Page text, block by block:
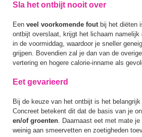
Sla het ontbijt nooit over
Een veel voorkomende foutbij het diëten
ontbijt overslaat, krijgt het lichaam
in de voormiddag, waardoor je sneller
grijpen. Bovendien zal je dan van de
vertering en hogere calorie-inname als
Eet gevarieerd
Bij de keuze van het ontbijt is het belangrijk
Concreet betekent dit dat de basis van je
en/of groenten. Daarnaast eet met mate
weinig aan smeervetten en zoetigheden